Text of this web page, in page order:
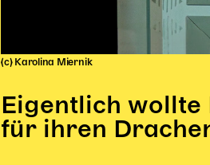
(c) Karolina Miernik
Eigentlich wollte
für ihren